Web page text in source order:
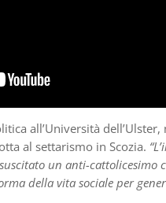
all’Università
al settarismo in Scozia.
un anti-
della vita sociale per